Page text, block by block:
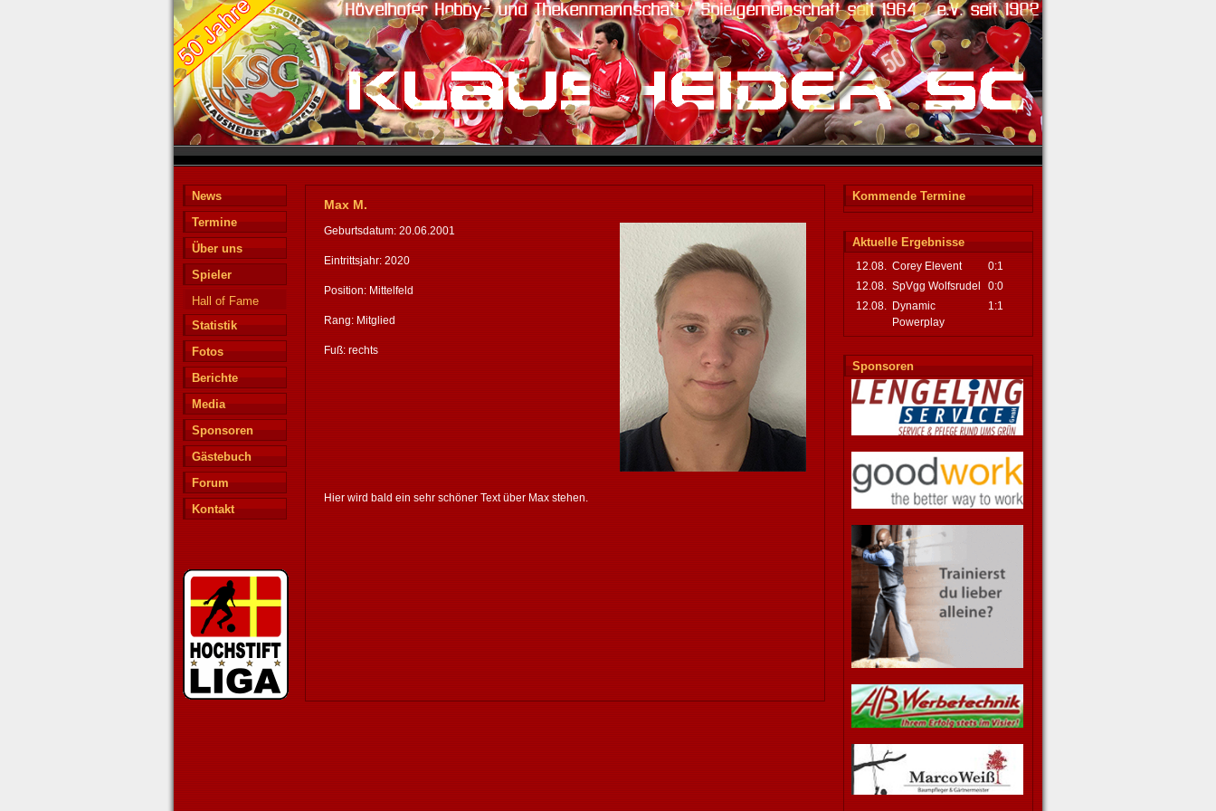
News
Termine
Über uns
Spieler
Hall of Fame
Statistik
Fotos
Berichte
Media
Sponsoren
Gästebuch
Forum
Kontakt
Max M.
Geburtsdatum: 20.06.2001
Eintrittsjahr: 2020
Position: Mittelfeld
Rang: Mitglied
Fuß: rechts
Hier wird bald ein sehr schöner Text über Max stehen.
Kommende Termine
Aktuelle Ergebnisse
12.08. Corey Elevent
0:1
12.08. SpVgg Wolfsrudel
0:0
12.08. Dynamic
Powerplay
1:1
Sponsoren